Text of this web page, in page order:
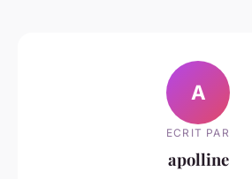
A
ECRIT PAR
apolline